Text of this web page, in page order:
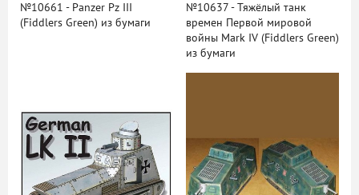
№10661 - Panzer Pz III
(Fiddlers Green) из бумаги
№10637 - Тяжёлый танк
времен Первой мировой
войны Mark IV (Fiddlers Green)
из бумаги